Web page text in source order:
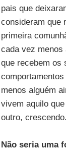
pais que
consideram que
primeira
cada vez menos
que recebem os
menos alguém
vivem aquilo
outro, crescendo.
Não seria uma